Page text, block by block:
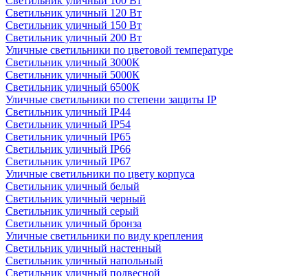
Светильник уличный 120 Вт
Светильник уличный 150 Вт
Светильник уличный 200 Вт
Уличные светильники по цветовой температуре
Cветильник уличный 3000К
Cветильник уличный 5000К
Cветильник уличный 6500К
Уличные светильники по степени защиты IP
Светильник уличный IP44
Светильник уличный IP54
Светильник уличный IP65
Светильник уличный IP66
Светильник уличный IP67
Уличные светильники по цвету корпуса
Светильник уличный белый
Светильник уличный черный
Светильник уличный серый
Светильник уличный бронза
Уличные светильники по виду крепления
Светильник уличный настенный
Светильник уличный напольный
Светильник уличный подвесной